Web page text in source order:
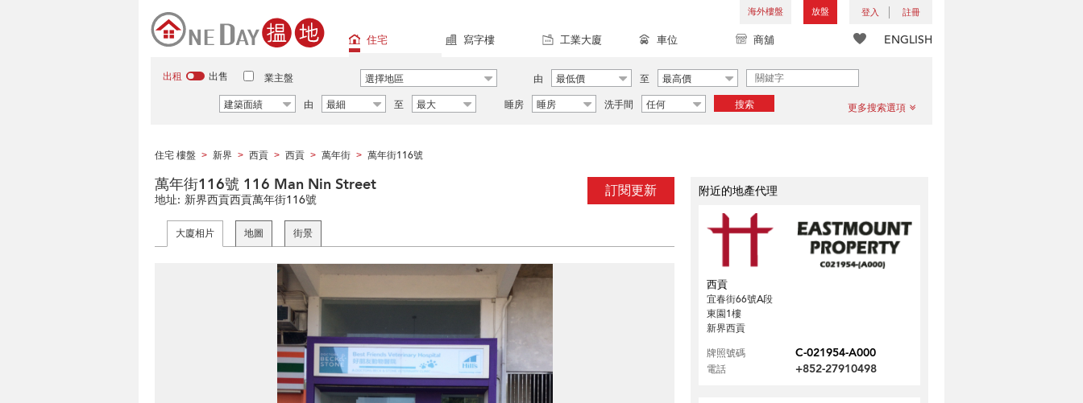
海外樓盤 放盤 登入 註冊
ENGLISH
住宅 寫字樓 工業大廈 車位 商舖
出租 出售 業主盤 選擇地區 由 最低價 至
最高價
建築面績
由 最細 至 最大 睡房 睡房 洗手間 任何 搜索 更多搜索選項
住宅 樓盤 > 新界 > 西貢 > 西貢 > 萬年街 > 萬年街116號
訂閱更新
萬年街116號 116 Man Nin Street
地址: 新界西貢西貢萬年街116號
大廈相片 地圖 街景
附近的地產代理
西貢
宜春街66號A段
東園1樓
新界西貢
牌照號碼
C-021954-A000
電話 +852-27910498